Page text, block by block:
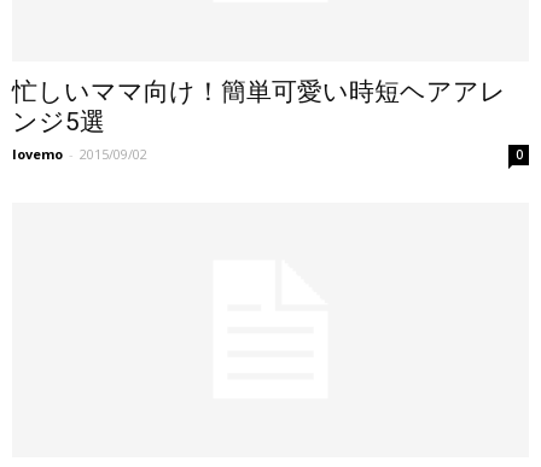
忙しいママ向け！簡単可愛い時短ヘアアレ
ンジ5選
lovemo - 2015/09/02 0